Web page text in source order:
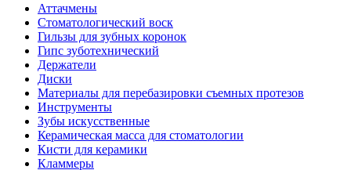
Аттачмены
Стоматологический воск
Гильзы для зубных коронок
Гипс зуботехнический
Держатели
Диски
Материалы для перебазировки съемных протезов
Инструменты
Зубы искусственные
Керамическая масса для стоматологии
Кисти для керамики
Кламмеры